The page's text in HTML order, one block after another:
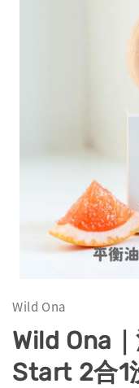
Wild Ona
Wild Ona
Start 2合1